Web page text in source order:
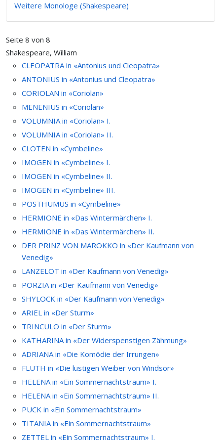
Weitere Monologe (Shakespeare)
Seite 8 von 8
Shakespeare, William
CLEOPATRA in «Antonius und Cleopatra»
ANTONIUS in «Antonius und Cleopatra»
CORIOLAN in «Coriolan»
MENENIUS in «Coriolan»
VOLUMNIA in «Coriolan» I.
VOLUMNIA in «Coriolan» II.
CLOTEN in «Cymbeline»
IMOGEN in «Cymbeline» I.
IMOGEN in «Cymbeline» II.
IMOGEN in «Cymbeline» III.
POSTHUMUS in «Cymbeline»
HERMIONE in «Das Wintermärchen» I.
HERMIONE in «Das Wintermärchen» II.
DER PRINZ VON MAROKKO in «Der Kaufmann von
Venedig»
LANZELOT in «Der Kaufmann von Venedig»
PORZIA in «Der Kaufmann von Venedig»
SHYLOCK in «Der Kaufmann von Venedig»
ARIEL in «Der Sturm»
TRINCULO in «Der Sturm»
KATHARINA in «Der Widerspenstigen Zähmung»
ADRIANA in «Die Komödie der Irrungen»
FLUTH in «Die lustigen Weiber von Windsor»
HELENA in «Ein Sommernachtstraum» I.
HELENA in «Ein Sommernachtstraum» II.
PUCK in «Ein Sommernachtstraum»
TITANIA in «Ein Sommernachtstraum»
ZETTEL in «Ein Sommernachtstraum» I.